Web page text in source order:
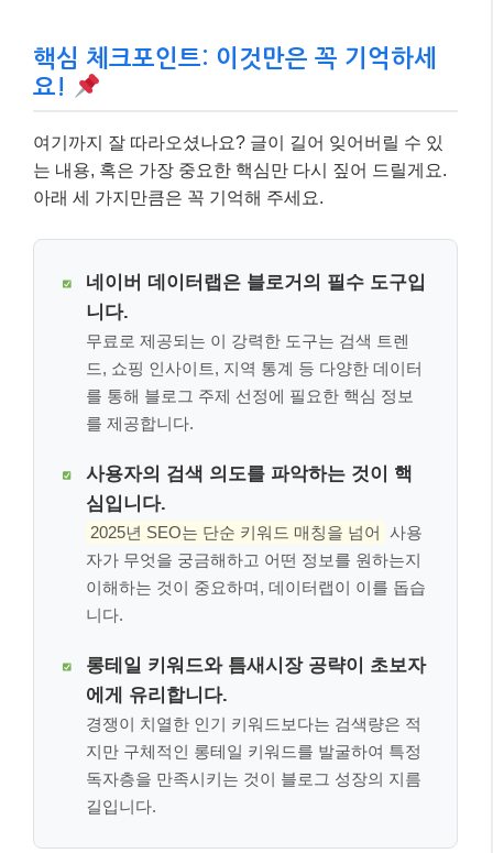
핵심 체크포인트: 이것만은 꼭 기억하세
요!
여기까지 잘 따라오셨나요? 글이 길어 잊어버릴 수 있
는 내용, 혹은 가장 중요한 핵심만 다시 짚어 드릴게요.
아래 세 가지만큼은 꼭 기억해 주세요.
네이버 데이터랩은 블로거의 필수 도구입
니다.
무료로 제공되는 이 강력한 도구는 검색 트렌
드, 쇼핑 인사이트, 지역 통계 등 다양한 데이터
를 통해 블로그 주제 선정에 필요한 핵심 정보
를 제공합니다.
사용자의 검색 의도를 파악하는 것이 핵
심입니다.
2025년 SEO는 단순 키워드 매칭을 넘어 사용
자가 무엇을 궁금해하고 어떤 정보를 원하는지
이해하는 것이 중요하며, 데이터랩이 이를 돕습
니다.
롱테일 키워드와 틈새시장 공략이 초보자
에게 유리합니다.
경쟁이 치열한 인기 키워드보다는 검색량은 적
지만 구체적인 롱테일 키워드를 발굴하여 특정
독자층을 만족시키는 것이 블로그 성장의 지름
길입니다.